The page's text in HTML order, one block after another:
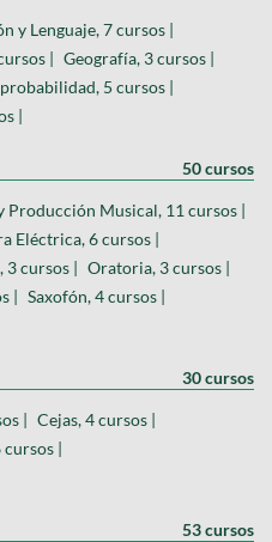
y Lenguaje, 7 cursos |
| Geografía, 3 cursos |
5 cursos |
|
50 cursos
Producción Musical, 11 cursos |
Eléctrica, 6 cursos |
3 cursos | Oratoria, 3 cursos |
| Saxofón, 4 cursos |
30 cursos
| Cejas, 4 cursos |
cursos |
53 cursos